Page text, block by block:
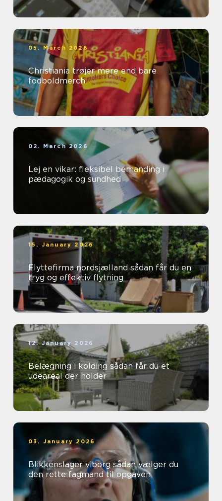
05. March 2026
Christiania trøjer mere end bare
fodboldmerch
02. March 2026
Lej en vikar: fleksibel bemanding i
pædagogik og sundhed
15. January 2026
Flyttefirma nordsjælland sådan får du en
tryg og effektiv flytning
12. January 2026
Belægning i kolding sådan får du et
udeareal der holder
03. January 2026
Blikkenslager viborg sådan vælger du
den rette fagmand til opgaven